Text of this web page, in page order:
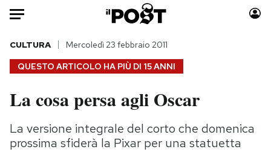
Auto
HOME
Italia
Politica
Moda
Consumismi
QUESTO ARTICOLO HA PIÙ DI 15 ANNI
CULTURA Mercoledì 23 febbraio 2011
La cosa persa agli Oscar
La versione integrale del corto che domenica
prossima sfiderà la Pixar per una statuetta